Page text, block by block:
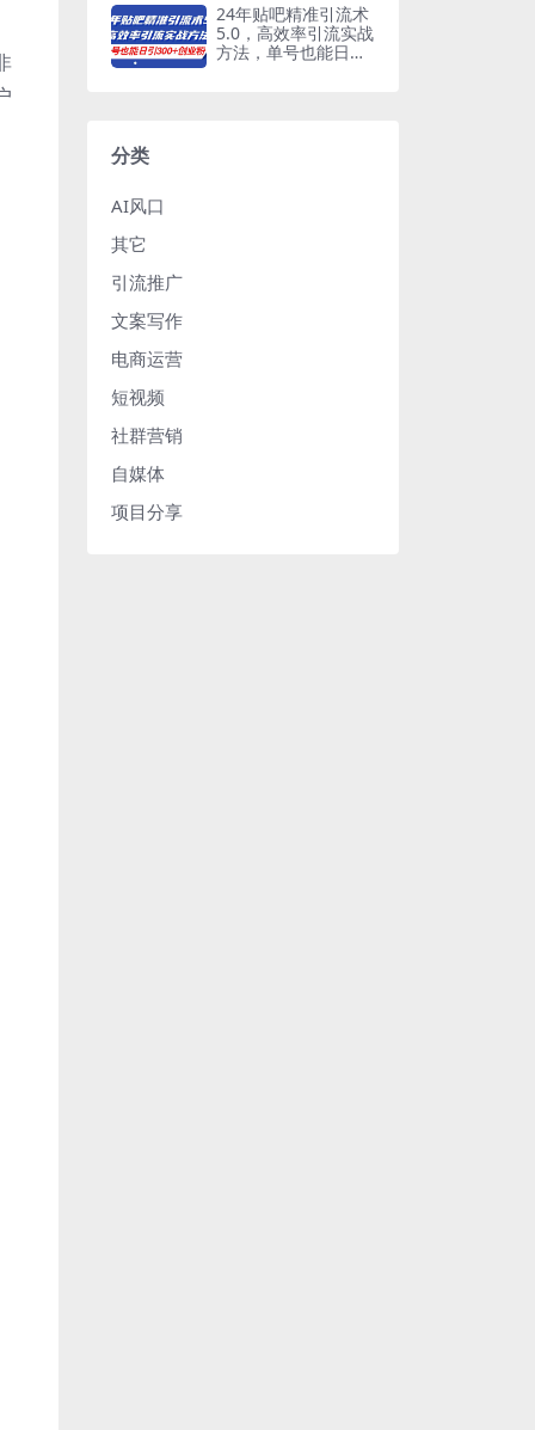
24年贴吧精准引流术
5.0，高效率引流实战
方法，单号也能日引
分类
AI风口
其它
引流推广
文案写作
电商运营
短视频
社群营销
自媒体
项目分享